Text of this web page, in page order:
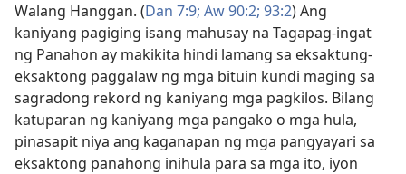
Walang Hanggan. (Dan 7:9; Aw 90:2; 93:2) Ang
kaniyang pagiging isang mahusay na Tagapag-ingat
ng Panahon ay makikita hindi lamang sa eksaktung-
eksaktong paggalaw ng mga bituin kundi maging sa
sagradong rekord ng kaniyang mga pagkilos. Bilang
katuparan ng kaniyang mga pangako o mga hula,
pinasapit niya ang kaganapan ng mga pangyayari sa
eksaktong panahong inihula para sa mga ito, iyon